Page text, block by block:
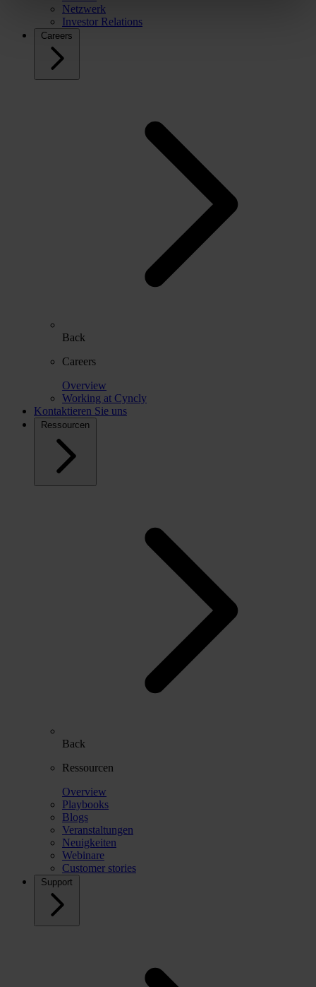
Netzwerk
Investor Relations
Careers
Back
Careers
Overview
Working at Cyncly
Kontaktieren Sie uns
Ressourcen
Back
Ressourcen
Overview
Playbooks
Blogs
Veranstaltungen
Neuigkeiten
Webinare
Customer stories
Support